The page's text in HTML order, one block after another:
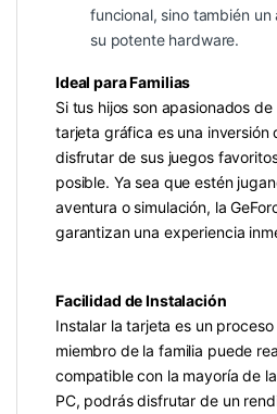
funcional, sino también
su potente hardware.
Ideal para Familias
Si tus hijos son apasionados
tarjeta gráfica es una inversión
disfrutar de sus juegos
posible. Ya sea que estén
aventura o simulación, la
garantizan una experiencia
Facilidad de Instalación
Instalar la tarjeta es un
miembro de la familia puede
compatible con la mayoría de
PC, podrás disfrutar de un